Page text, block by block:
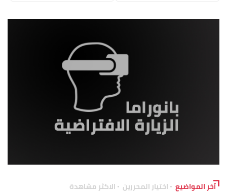
آخر المواضيع اختيار المحررين الاكثر مشاهدة